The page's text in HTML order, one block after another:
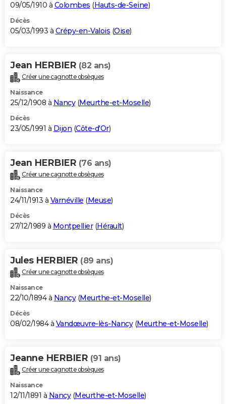
09/05/1910 à Colombes (Hauts-de-Seine)
Décès
05/03/1993 à Crépy-en-Valois (Oise)
Jean HERBIER (82 ans)
Créer une cagnotte obsèques
Naissance
25/12/1908 à Nancy(Meurthe-et-Moselle)
Décès
23/05/1991 à Dijon (Côte-d'Or)
Jean HERBIER (76 ans)
Créer une cagnotte obsèques
Naissance
24/11/1913 à Varnéville (Meuse)
Décès
27/12/1989 à Montpellier(Hérault)
Jules HERBIER (89 ans)
Créer une cagnotte obsèques
Naissance
22/10/1894 à Nancy(Meurthe-et-Moselle)
Décès
08/02/1984 à Vandœuvre-lès-Nancy(Meurthe-et-Moselle)
Jeanne HERBIER (91 ans)
Créer une cagnotte obsèques
Naissance
12/11/1891 à Nancy(Meurthe-et-Moselle)